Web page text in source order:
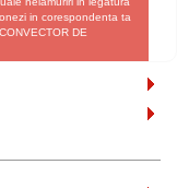
in corespondenta ta
DE